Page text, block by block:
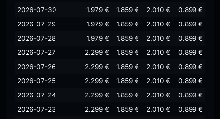
2026-07-30
1.979 € 1.859 € 2.010 €
0.899 €
2026-07-29
1.979 € 1.859 € 2.010 €
0.899 €
2026-07-28
1.979 € 1.859 € 2.010 €
0.899 €
2026-07-27
2.299 € 1.859 € 2.010 €
0.899 €
2026-07-26
2.299 € 1.859 € 2.010 €
0.899 €
2026-07-25
2.299 € 1.859 € 2.010 €
0.899 €
2026-07-24
2.299 € 1.859 € 2.010 €
0.899 €
2026-07-23
2.299 € 1.859 € 2.010 €
0.899 €